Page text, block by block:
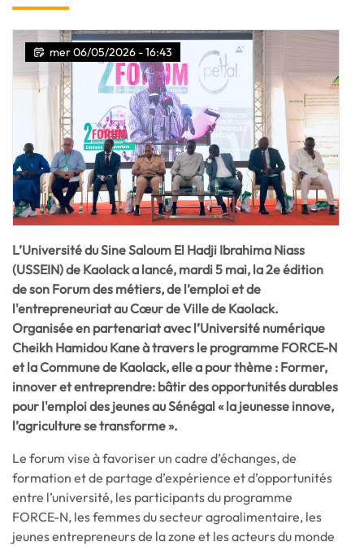
mer 06/05/2026 - 16:43
L’Université du Sine Saloum El Hadji Ibrahima Niass
(USSEIN) de Kaolack a lancé, mardi 5 mai, la 2e édition
de son Forum des métiers, de l’emploi et de
l'entrepreneuriat au Cœur de Ville de Kaolack.
Organisée en partenariat avec l’Université numérique
Cheikh Hamidou Kane à travers le programme FORCE-N
et la Commune de Kaolack, elle a pour thème : Former,
innover et entreprendre: bâtir des opportunités durables
pour l'emploi des jeunes au Sénégal « la jeunesse innove,
l’agriculture se transforme ».
Le forum vise à favoriser un cadre d’échanges, de
formation et de partage d’expérience et d’opportunités
entre l’université, les participants du programme
FORCE-N, les femmes du secteur agroalimentaire, les
jeunes entrepreneurs de la zone et les acteurs du monde